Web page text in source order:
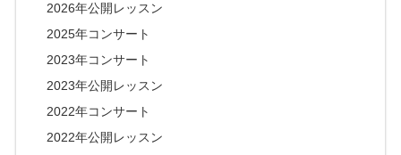
2026年公開レッスン
2025年コンサート
2023年コンサート
2023年公開レッスン
2022年コンサート
2022年公開レッスン